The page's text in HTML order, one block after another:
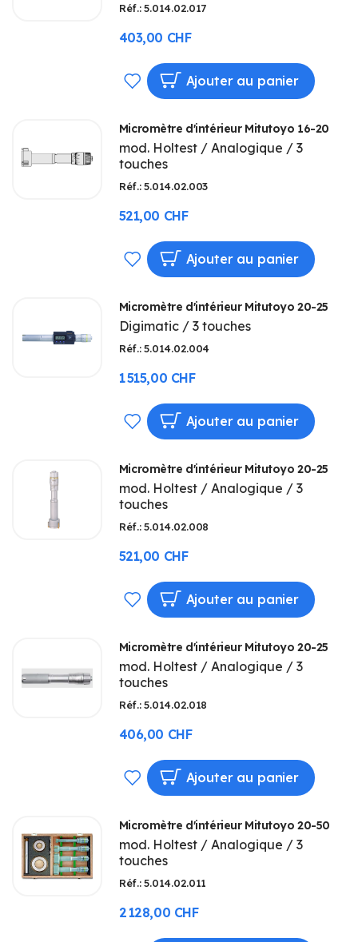
D’ENVIE
Réf.: 5.014.02.017
403,00 CHF
AJOUTER
MA
LISTE
D’ENVIE
Ajouter au panier
Micromètre d'intérieur Mitutoyo 16-20
mod. Holtest / Analogique / 3
touches
Réf.: 5.014.02.003
521,00 CHF
AJOUTER
MA
LISTE
D’ENVIE
Ajouter au panier
Micromètre d'intérieur Mitutoyo 20-25
Digimatic / 3 touches
Réf.: 5.014.02.004
1 515,00 CHF
AJOUTER
MA
LISTE
D’ENVIE
Ajouter au panier
Micromètre d'intérieur Mitutoyo 20-25
mod. Holtest / Analogique / 3
touches
Réf.: 5.014.02.008
521,00 CHF
AJOUTER
MA
LISTE
D’ENVIE
Ajouter au panier
Micromètre d'intérieur Mitutoyo 20-25
mod. Holtest / Analogique / 3
touches
Réf.: 5.014.02.018
406,00 CHF
AJOUTER
MA
LISTE
D’ENVIE
Ajouter au panier
Micromètre d'intérieur Mitutoyo 20-50
mod. Holtest / Analogique / 3
touches
Réf.: 5.014.02.011
2 128,00 CHF